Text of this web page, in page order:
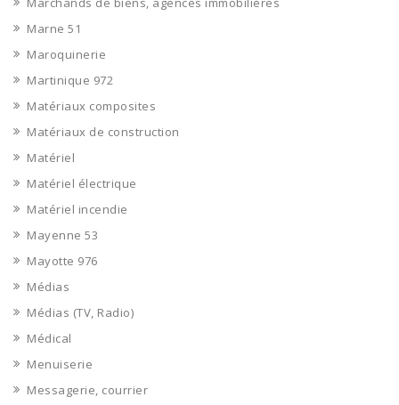
Marne 51
Maroquinerie
Martinique 972
Matériaux composites
Matériaux de construction
Matériel
Matériel électrique
Matériel incendie
Mayenne 53
Mayotte 976
Médias
Médias (TV, Radio)
Médical
Menuiserie
Messagerie, courrier